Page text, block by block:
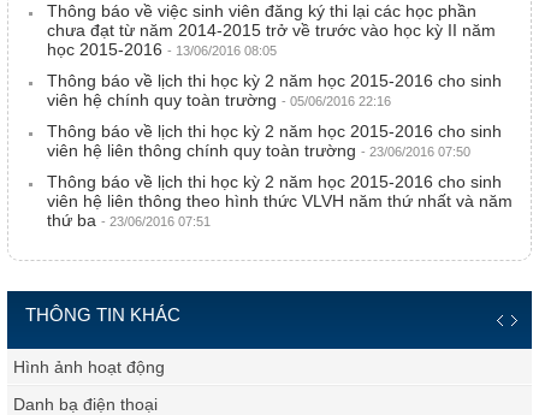
Thông báo về việc sinh viên đăng ký thi lại các học phần
chưa đạt từ năm 2014-2015 trở về trước vào học kỳ II năm
học 2015-2016 - 13/06/2016 08:05
Thông báo về lịch thi học kỳ 2 năm học 2015-2016 cho sinh
viên hệ chính quy toàn trường - 05/06/2016 22:16
Thông báo về lịch thi học kỳ 2 năm học 2015-2016 cho sinh
viên hệ liên thông chính quy toàn trường - 23/06/2016 07:50
Thông báo về lịch thi học kỳ 2 năm học 2015-2016 cho sinh
viên hệ liên thông theo hình thức VLVH năm thứ nhất và năm
thứ ba - 23/06/2016 07:51
THÔNG TIN KHÁC
Hình ảnh hoạt động
Danh bạ điện thoại